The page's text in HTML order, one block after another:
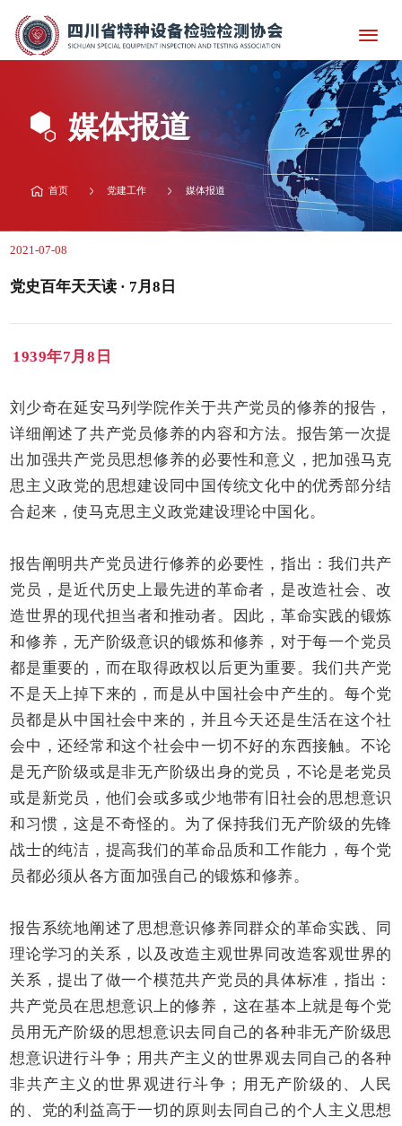
媒体报道
首页 党建工作 媒体报道
2021-07-08
党史百年天天读 · 7月8日
1939年7月8日
刘少奇在延安马列学院作关于共产党员的修养的报告，
详细阐述了共产党员修养的内容和方法。报告第一次提
出加强共产党员思想修养的必要性和意义，把加强马克
思主义政党的思想建设同中国传统文化中的优秀部分结
合起来，使马克思主义政党建设理论中国化。
报告阐明共产党员进行修养的必要性，指出：我们共产
党员，是近代历史上最先进的革命者，是改造社会、改
造世界的现代担当者和推动者。因此，革命实践的锻炼
和修养，无产阶级意识的锻炼和修养，对于每一个党员
都是重要的，而在取得政权以后更为重要。我们共产党
不是天上掉下来的，而是从中国社会中产生的。每个党
员都是从中国社会中来的，并且今天还是生活在这个社
会中，还经常和这个社会中一切不好的东西接触。不论
是无产阶级或是非无产阶级出身的党员，不论是老党员
或是新党员，他们会或多或少地带有旧社会的思想意识
和习惯，这是不奇怪的。为了保持我们无产阶级的先锋
战士的纯洁，提高我们的革命品质和工作能力，每个党
员都必须从各方面加强自己的锻炼和修养。
报告系统地阐述了思想意识修养同群众的革命实践、同
理论学习的关系，以及改造主观世界同改造客观世界的
关系，提出了做一个模范共产党员的具体标准，指出：
共产党员在思想意识上的修养，这在基本上就是每个党
员用无产阶级的思想意识去同自己的各种非无产阶级思
想意识进行斗争；用共产主义的世界观去同自己的各种
非共产主义的世界观进行斗争；用无产阶级的、人民
的、党的利益高于一切的原则去同自己的个人主义思想